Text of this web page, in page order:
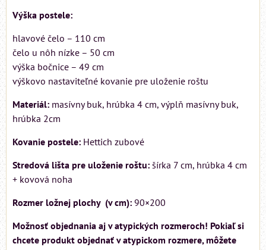
Výška postele:
hlavové čelo – 110 cm
čelo u nôh nízke – 50 cm
výška bočnice – 49 cm
výškovo nastaviteľné kovanie pre uloženie roštu
Materiál: masívny buk, hrúbka 4 cm, výplň masívny buk,
hrúbka 2cm
Kovanie postele: Hettich zubové
Stredová lišta pre uloženie roštu: šírka 7 cm, hrúbka 4 cm
+ kovová noha
Rozmer ložnej plochy (v cm): 90×200
Možnosť objednania aj v atypických rozmeroch! Pokiaľ si
chcete produkt objednať v atypickom rozmere, môžete